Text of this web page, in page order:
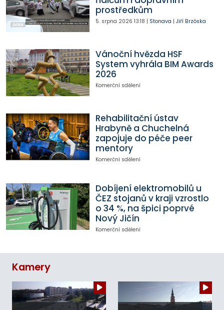
prostředkům
5. srpna 2026 13:18 | Stonava | Jiří Brzóska
Vánoční hvězda HSF
System vyhrála BIM Awards
2026
Komerční sdělení
Rehabilitační ústav
Hrabyně a Chuchelná
zapojuje do péče peer
mentory
Komerční sdělení
Dobíjení elektromobilů u
ČEZ stojanů v kraji vzrostlo
o 34 %, na špici poprvé
Nový Jičín
Komerční sdělení
Kamery